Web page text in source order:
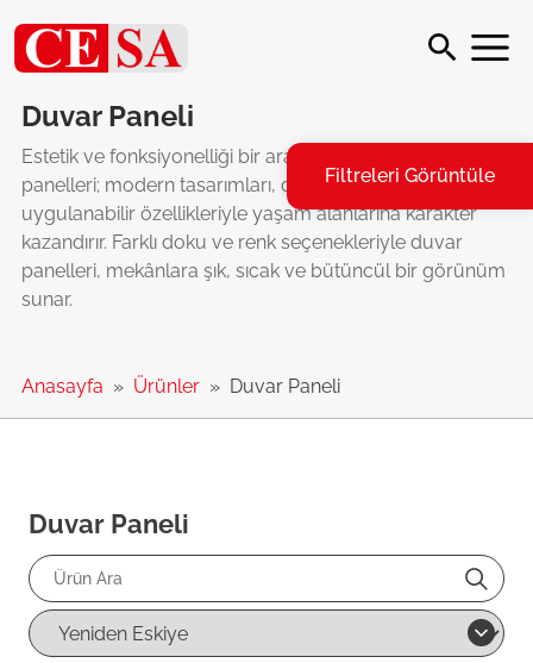
Duvar Paneli
Estetik ve fonksiyonelliği bir araya getiren duvar
panelleri; modern tasarımları, dayanıklı yapısı ve kolay
uygulanabilir özellikleriyle yaşam alanlarına karakter
kazandırır. Farklı doku ve renk seçenekleriyle duvar
panelleri, mekânlara şık, sıcak ve bütüncül bir görünüm
sunar.
Anasayfa Ürünler Duvar Paneli
Filtreleri Görüntüle
Duvar Paneli